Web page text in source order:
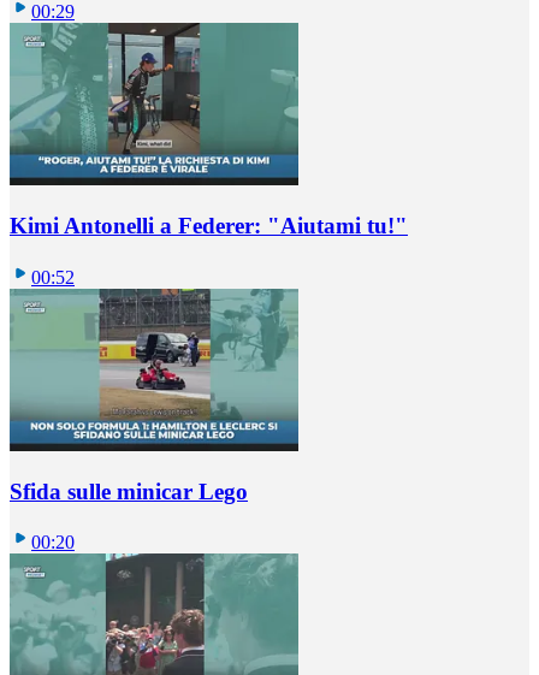
00:29
Kimi Antonelli a Federer: "Aiutami tu!"
00:52
Sfida sulle minicar Lego
00:20